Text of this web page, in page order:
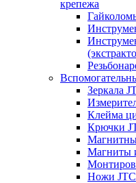
крепежа
Зеркала
Клейма
Крючки
Магниты
Ножи JTC